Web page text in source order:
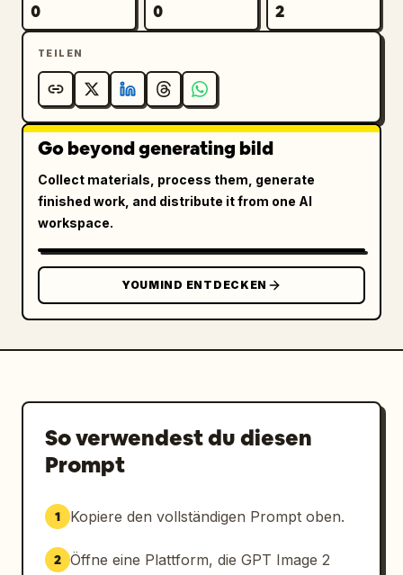
0 0 2
TEILEN
Go beyond generating bild
Collect materials, process them, generate
finished work, and distribute it from one AI
workspace.
YOUMIND ENTDECKEN
So verwendest du diesen
Prompt
1 Kopiere den vollständigen Prompt oben.
2 Öffne eine Plattform, die GPT Image 2